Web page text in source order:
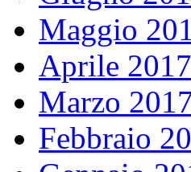
Maggio
Aprile 2017
Marzo
Febbraio